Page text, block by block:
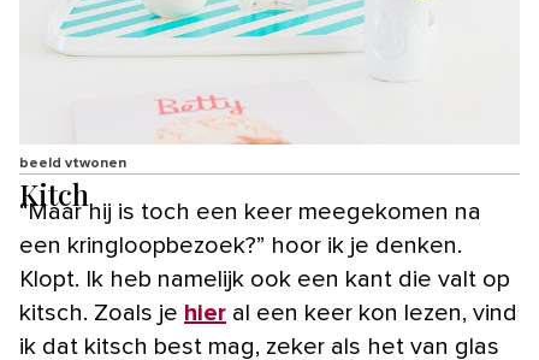
beeld vtwonen
Kitch
“Maar hij is toch een keer meegekomen na
een kringloopbezoek?” hoor ik je denken.
Klopt. Ik heb namelijk ook een kant die valt op
kitsch. Zoals je hier al een keer kon lezen, vind
ik dat kitsch best mag, zeker als het van glas